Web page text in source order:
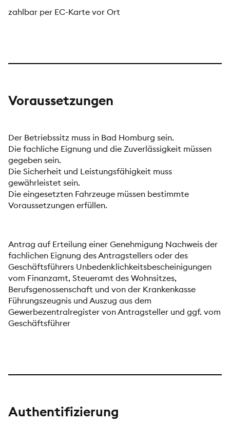
zahlbar per EC-Karte vor Ort
Voraussetzungen
Der Betriebssitz muss in Bad Homburg sein.
Die fachliche Eignung und die Zuverlässigkeit müssen
gegeben sein.
Die Sicherheit und Leistungsfähigkeit muss
gewährleistet sein.
Die eingesetzten Fahrzeuge müssen bestimmte
Voraussetzungen erfüllen.
Antrag auf Erteilung einer Genehmigung Nachweis der
fachlichen Eignung des Antragstellers oder des
Geschäftsführers Unbedenklichkeitsbescheinigungen
vom Finanzamt, Steueramt des Wohnsitzes,
Berufsgenossenschaft und von der Krankenkasse
Führungszeugnis und Auszug aus dem
Gewerbezentralregister von Antragsteller und ggf. vom
Geschäftsführer
Authentifizierung